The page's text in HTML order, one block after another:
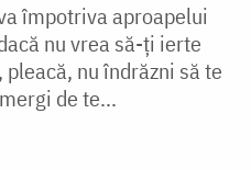
împotriva aproapelui
nu vrea să-ți ierte
nu îndrăzni să te
de te...